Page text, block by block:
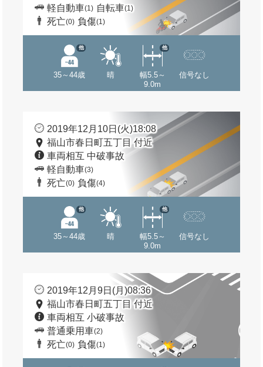
軽自動車(1) 自転車(1)
死亡(0) 負傷(1)
35～44歳
他
晴
幅5.5～
9.0m
他
信号なし
2019年12月10日(火)18:08
福山市春日町五丁目 付近
車両相互 中破事故
軽自動車(3)
死亡(0) 負傷(4)
35～44歳
他
晴
幅5.5～
9.0m
他
信号なし
2019年12月9日(月)08:36
福山市春日町五丁目 付近
車両相互 小破事故
普通乗用車(2)
死亡(0) 負傷(1)